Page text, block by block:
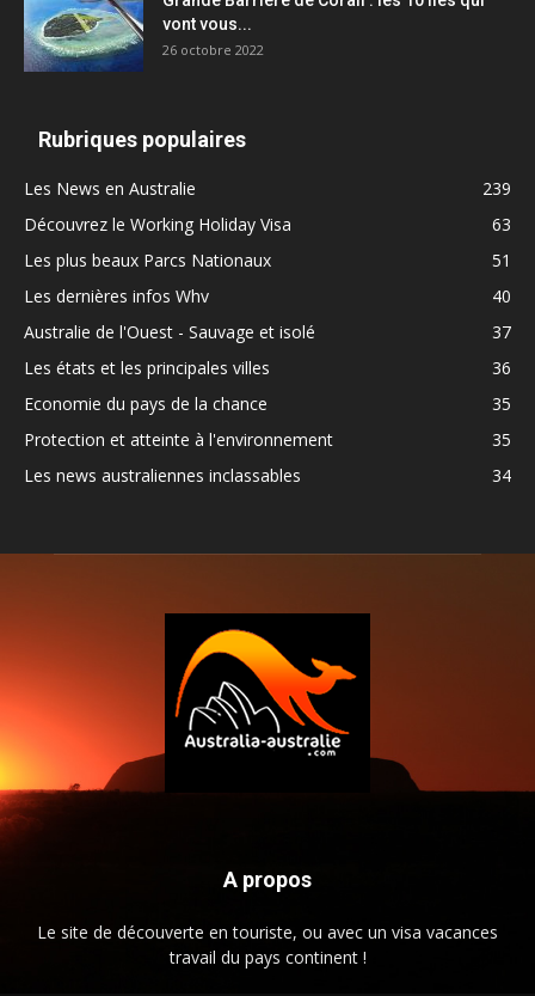
vont vous...
26 octobre 2022
Rubriques populaires
Les News en Australie
239
Découvrez le Working Holiday Visa
63
Les plus beaux Parcs Nationaux
51
Les dernières infos Whv
40
Australie de l'Ouest - Sauvage et isolé
37
Les états et les principales villes
36
Economie du pays de la chance
35
Protection et atteinte à l'environnement
35
Les news australiennes inclassables
34
A propos
Le site de découverte en touriste, ou avec un visa vacances
travail du pays continent !